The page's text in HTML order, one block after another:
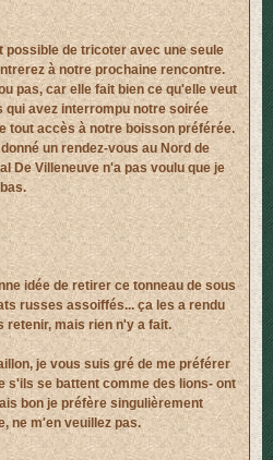
possible de tricoter avec une seule
à notre prochaine rencontre.
pas, car elle fait bien ce qu'elle veut
qui avez interrompu notre soirée
tout accès à notre boisson préférée.
un rendez-vous au Nord de
De Villeneuve n'a pas voulu que je
idée de retirer ce tonneau de sous
russes assoiffés... ça les a rendu
retenir, mais rien n'y a fait.
je vous suis gré de me préférer
s'ils se battent comme des lions- ont
bon je préfère singulièrement
ne m'en veuillez pas.